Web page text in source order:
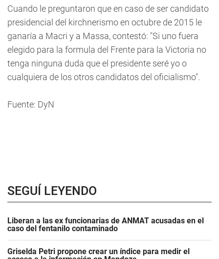
Cuando le preguntaron que en caso de ser candidato
presidencial del kirchnerismo en octubre de 2015 le
ganaría a Macri y a Massa, contestó: "Si uno fuera
elegido para la formula del Frente para la Victoria no
tenga ninguna duda que el presidente seré yo o
cualquiera de los otros candidatos del oficialismo".
Fuente: DyN
SEGUÍ LEYENDO
Liberan a las ex funcionarias de ANMAT acusadas en el
caso del fentanilo contaminado
Griselda Petri propone crear un índice para medir el